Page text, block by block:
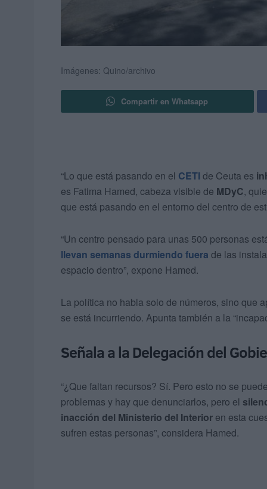
Imágenes: Quino/archivo
Compartir en Whatsapp
“Lo que está pasando en el CETIde Ceuta es
es Fatima Hamed, cabeza visible de MDyC,
que está pasando en el entorno del centro de
“Un centro pensado para unas 500 personas
llevan semanas durmiendo fuera de las
espacio dentro”, expone Hamed.
La política no habla solo de números, sino que
se está incurriendo. Apunta también a la
Señala a la Delegación del
“¿Que faltan recursos? Sí. Pero esto no se
problemas y hay que denunciarlos, pero el
inacción del Ministerio del Interior en esta
sufren estas personas”, considera Hamed.